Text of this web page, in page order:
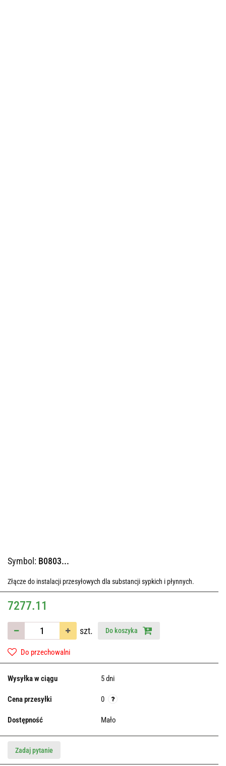
Symbol: B0803...
Złącze do instalacji przesyłowych dla substancji sypkich i płynnych.
7277.11
szt. Do koszyka
Do przechowalni
Wysyłka w ciągu 5 dni
Cena przesyłki 0
Dostępność Mało
Zadaj pytanie